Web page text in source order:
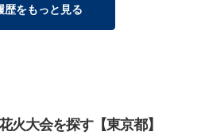
歴をもっと見る
火大会を探す【東京都】